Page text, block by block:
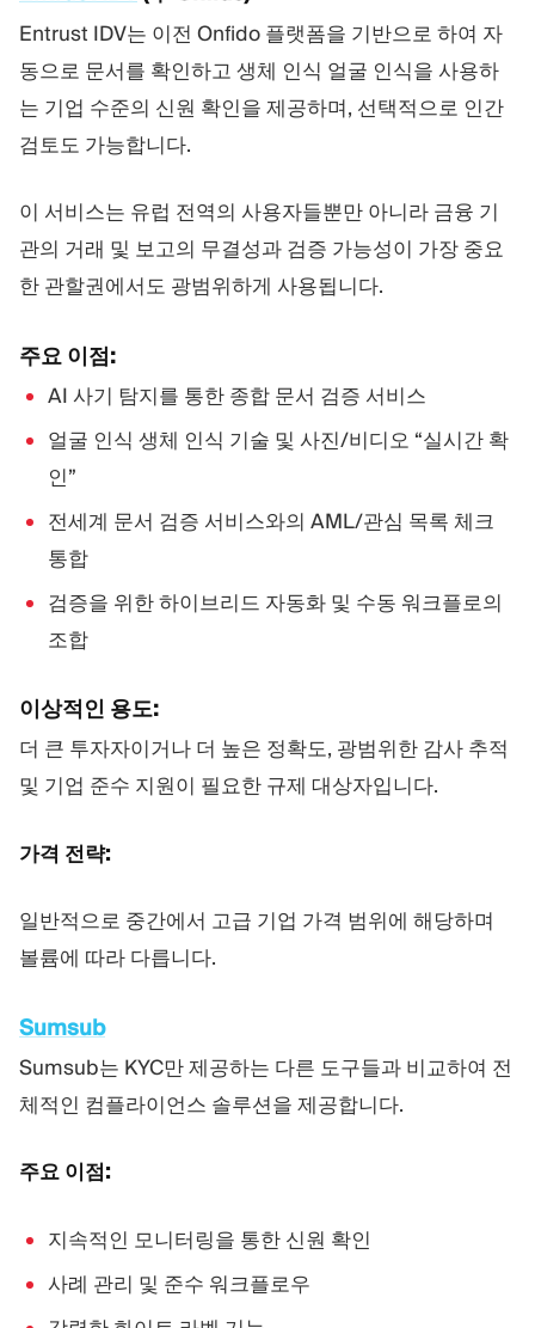
Entrust IDV는 이전 Onfido 플랫폼을 기반으로 하여 자
동으로 문서를 확인하고 생체 인식 얼굴 인식을 사용하
는 기업 수준의 신원 확인을 제공하며, 선택적으로 인간
검토도 가능합니다.
이 서비스는 유럽 전역의 사용자들뿐만 아니라 금융 기
관의 거래 및 보고의 무결성과 검증 가능성이 가장 중요
한 관할권에서도 광범위하게 사용됩니다.
주요 이점:
AI 사기 탐지를 통한 종합 문서 검증 서비스
얼굴 인식 생체 인식 기술 및 사진/비디오 “실시간 확
인”
전세계 문서 검증 서비스와의 AML/관심 목록 체크
통합
검증을 위한 하이브리드 자동화 및 수동 워크플로의
조합
이상적인 용도:
더 큰 투자자이거나 더 높은 정확도, 광범위한 감사 추적
및 기업 준수 지원이 필요한 규제 대상자입니다.
가격 전략:
일반적으로 중간에서 고급 기업 가격 범위에 해당하며
볼륨에 따라 다릅니다.
Sumsub
Sumsub는 KYC만 제공하는 다른 도구들과 비교하여 전
체적인 컴플라이언스 솔루션을 제공합니다.
주요 이점:
지속적인 모니터링을 통한 신원 확인
사례 관리 및 준수 워크플로우